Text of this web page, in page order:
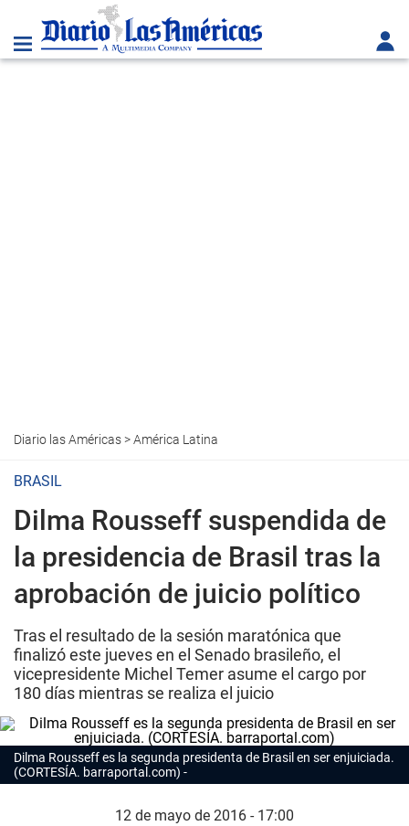
Diario las Américas>América Latina
BRASIL
Dilma Rousseff suspendida de
la presidencia de Brasil tras la
aprobación de juicio político
Tras el resultado de la sesión maratónica que
finalizó este jueves en el Senado brasileño, el
vicepresidente Michel Temer asume el cargo por
180 días mientras se realiza el juicio
Dilma Rousseff es la segunda presidenta de Brasil en ser enjuiciada.
(CORTESÍA. barraportal.com)
12 de mayo de 2016 - 17:00